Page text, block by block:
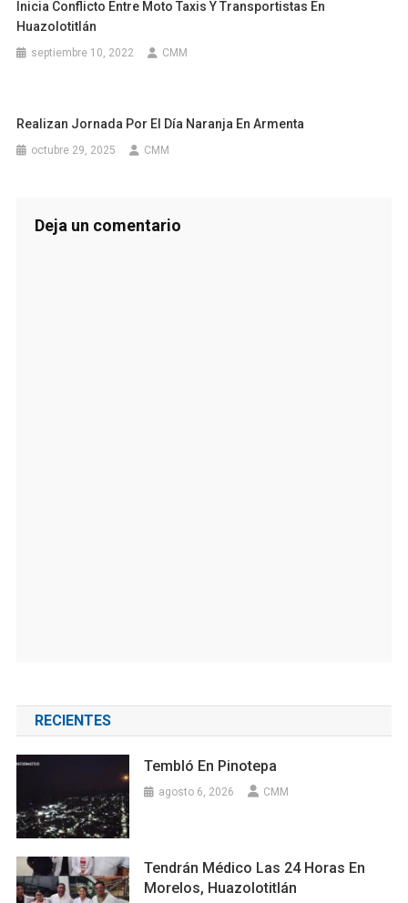
Inicia Conflicto Entre Moto Taxis Y Transportistas En
Huazolotitlán
septiembre 10, 2022 CMM
Realizan Jornada Por El Día Naranja En Armenta
octubre 29, 2025 CMM
Deja un comentario
RECIENTES
Tembló En Pinotepa
agosto 6, 2026 CMM
Tendrán Médico Las 24 Horas En
Morelos, Huazolotitlán